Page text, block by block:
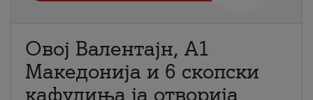
Овој Валентајн, A1
Македонија и 6 скопски
кафулиња ја отворија